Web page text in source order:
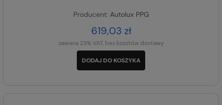
Producent: Autolux PPG
619,03 zł
zawiera 23% VAT, bez kosztów dostawy
DODAJ DO KOSZYKA